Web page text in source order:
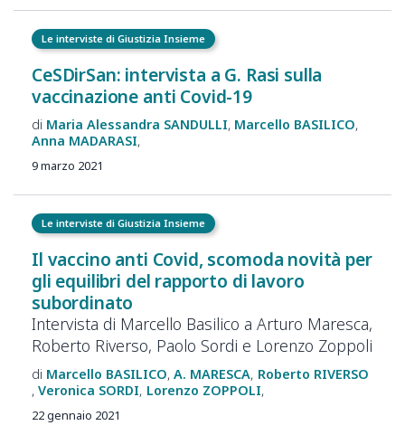
Le interviste di Giustizia Insieme
CeSDirSan: intervista a G. Rasi sulla
vaccinazione anti Covid-19
Maria Alessandra SANDULLI Marcello BASILICO
Anna MADARASI
9 marzo 2021
Le interviste di Giustizia Insieme
Il vaccino anti Covid, scomoda novità per
gli equilibri del rapporto di lavoro
subordinato
Intervista di Marcello Basilico a Arturo Maresca,
Roberto Riverso, Paolo Sordi e Lorenzo Zoppoli
Marcello BASILICO A. MARESCA Roberto RIVERSO
Veronica SORDI Lorenzo ZOPPOLI
22 gennaio 2021